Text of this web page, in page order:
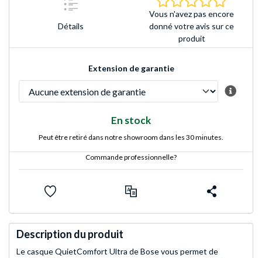
Détails
Vous n'avez pas encore
donné votre avis sur ce
produit
Extension de garantie
En stock
Peut être retiré dans notre showroom dans les 30 minutes.
Commande professionnelle?
Description du produit
Le casque QuietComfort Ultra de Bose vous permet de